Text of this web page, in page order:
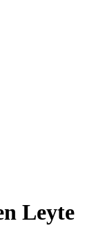
Leyte